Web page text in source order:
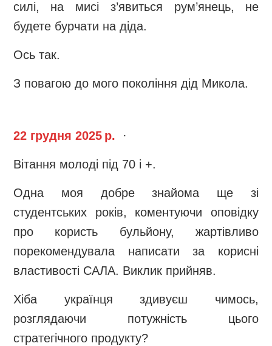
силі, на мисі з’явиться рум’янець, не
будете бурчати на діда.
Ось так.
З повагою до мого покоління дід Микола.
22 грудня 2025 р. ·
Вітання молоді під 70 і +.
Одна моя добре знайома ще зі
студентських років, коментуючи оповідку
про користь бульйону, жартівливо
порекомендувала написати за корисні
властивості САЛА. Виклик прийняв.
Хіба українця здивуєш чимось,
розглядаючи потужність цього
стратегічного продукту?